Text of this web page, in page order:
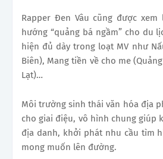
Rapper Đen Vâu cũng được
hướng “quảng bá ngầm” cho du
hiện đủ dày trong loạt MV như
Biên), Mang tiền về cho me
Lạt)…
Môi trường sinh thái văn hóa địa
cho giai điệu, vô hình chung giúp
địa danh, khởi phát nhu cầu tìm
mong muốn lên đường.